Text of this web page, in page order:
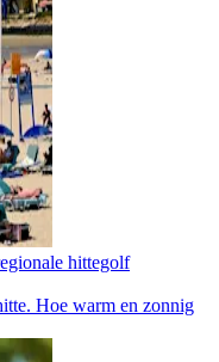
hittegolf
Hoe warm en zonnig